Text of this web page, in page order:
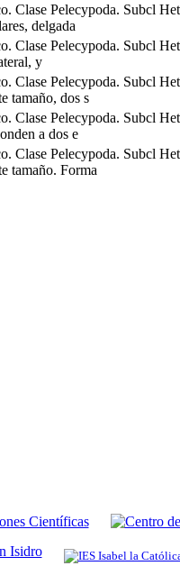
Clase Pelecypoda. Subcl
delgada
Clase Pelecypoda. Subcl
y
Clase Pelecypoda. Subcl
tamaño, dos s
Clase Pelecypoda. Subcl
a dos e
Clase Pelecypoda. Subcl
tamaño. Forma